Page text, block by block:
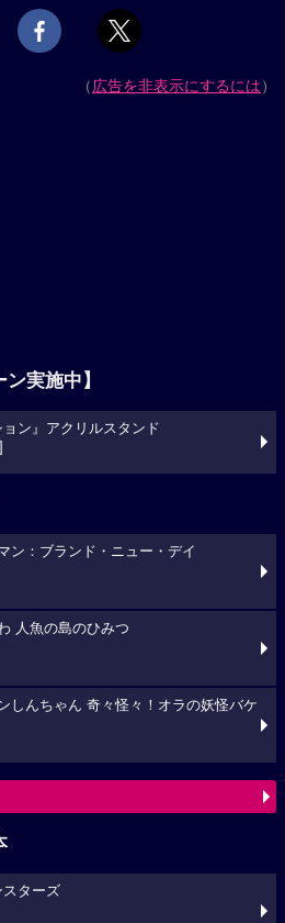
（広告を非表示にするには）
実施中】
ョン』アクリルスタンド
ン：ブランド・ニュー・デイ
人魚の島のひみつ
しんちゃん 奇々怪々！オラの妖怪バケ
スターズ